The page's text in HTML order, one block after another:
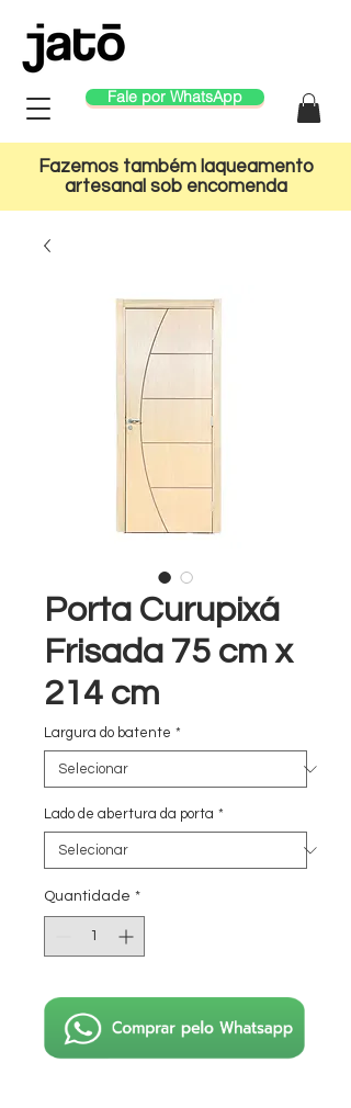
Fale por WhatsApp
Fazemos também laqueamento
artesanal sob encomenda
Porta Curupixá
Frisada 75 cm x
214 cm
Largura do batente *
Lado de abertura da porta *
Quantidade *